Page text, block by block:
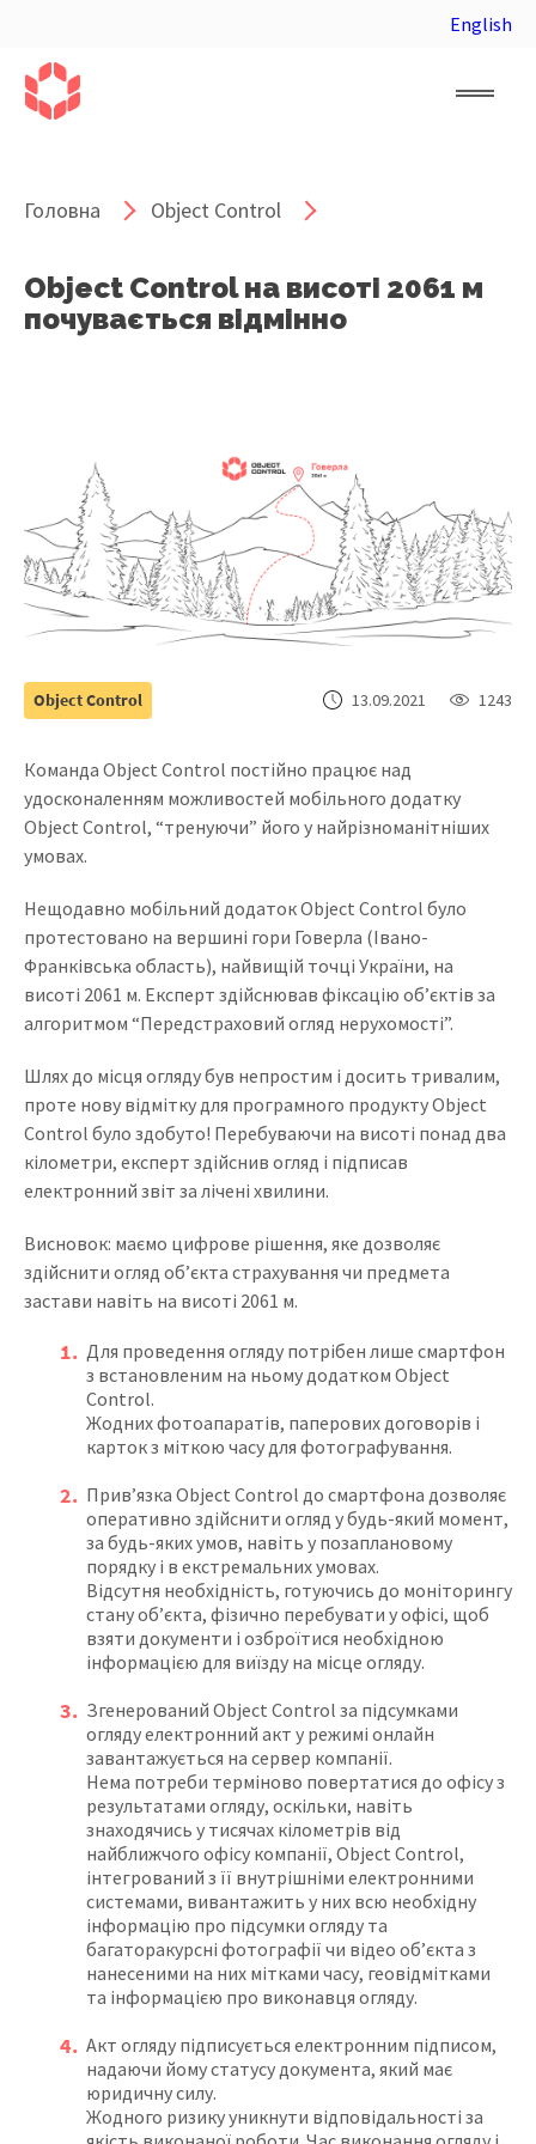
English
Головна Object Control
Object Control на висоті 2061 м
почувається відмінно
Object Control 13.09.2021 1243
Команда Object Control постійно працює над
удосконаленням можливостей мобільного додатку
Object Control, “тренуючи” його у найрізноманітніших
умовах.
Нещодавно мобільний додаток Object Control було
протестовано на вершині гори Говерла (Івано-
Франківська область), найвищій точці України, на
висоті 2061 м. Експерт здійснював фіксацію об’єктів за
алгоритмом “Передстраховий огляд нерухомості”.
Шлях до місця огляду був непростим і досить тривалим,
проте нову відмітку для програмного продукту Object
Control було здобуто! Перебуваючи на висоті понад два
кілометри, експерт здійснив огляд і підписав
електронний звіт за лічені хвилини.
Висновок: маємо цифрове рішення, яке дозволяє
здійснити огляд об’єкта страхування чи предмета
застави навіть на висоті 2061 м.
Для проведення огляду потрібен лише смартфон
з встановленим на ньому додатком Object
Control.
Жодних фотоапаратів, паперових договорів і
карток з міткою часу для фотографування.
Прив’язка Object Control до смартфона дозволяє
оперативно здійснити огляд у будь-який момент,
за будь-яких умов, навіть у позаплановому
порядку і в екстремальних умовах.
Відсутня необхідність, готуючись до моніторингу
стану об’єкта, фізично перебувати у офісі, щоб
взяти документи і озброїтися необхідною
інформацією для виїзду на місце огляду.
Згенерований Object Control за підсумками
огляду електронний акт у режимі онлайн
завантажується на сервер компанії.
Нема потреби терміново повертатися до офісу з
результатами огляду, оскільки, навіть
знаходячись у тисячах кілометрів від
найближчого офісу компанії, Object Control,
інтегрований з її внутрішніми електронними
системами, вивантажить у них всю необхідну
інформацію про підсумки огляду та
багаторакурсні фотографії чи відео об’єкта з
нанесеними на них мітками часу, геовідмітками
та інформацією про виконавця огляду.
Акт огляду підписується електронним підписом,
надаючи йому статусу документа, який має
юридичну силу.
Жодного ризику уникнути відповідальності за